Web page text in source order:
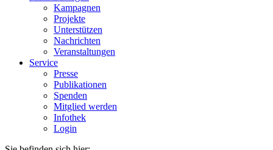
Kampagnen
Projekte
Unterstützen
Nachrichten
Veranstaltungen
Service
Presse
Publikationen
Spenden
Mitglied werden
Infothek
Login